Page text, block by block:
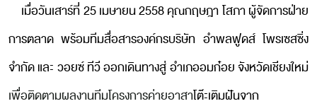
เมื่อวันเสาร์ที่ 25 เมษายน 2558 คุณกฤษฎา โสภา ผู้จัดการฝ่าย
การตลาด พร้อมทีมสื่อสารองค์กรบริษัท อำพลฟูดส์ โพรเซสซิ่ง
จำกัด และ วอยซ์ ทีวี ออกเดินทางสู่ อำเภออมก๋อย จังหวัดเชียงใหม่
เพื่อติดตามผลงานทีมโครงการค่ายอาสาโต๊ะเติมฝันจาก